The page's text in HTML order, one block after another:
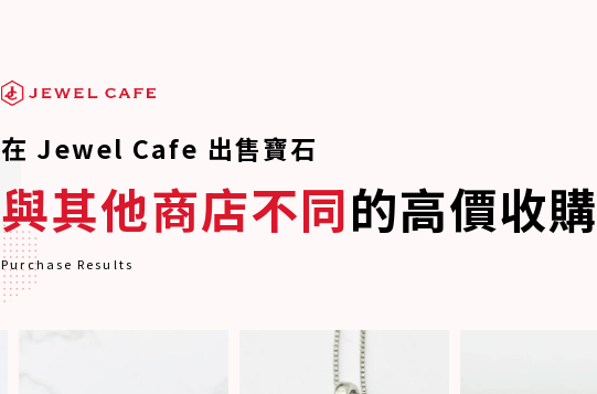
在 Jewel Cafe 出售寶石
與其他商店不同的高價收
Purchase Results